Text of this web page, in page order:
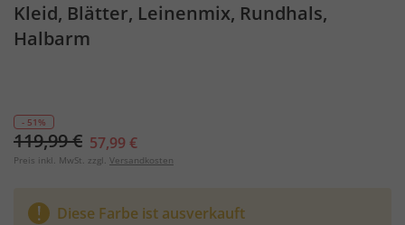
Kleid, Blätter, Leinenmix, Rundhals,
Halbarm
- 51%
119,99 € 57,99 €
Preis inkl. MwSt. zzgl. Versandkosten
Diese Farbe ist ausverkauft